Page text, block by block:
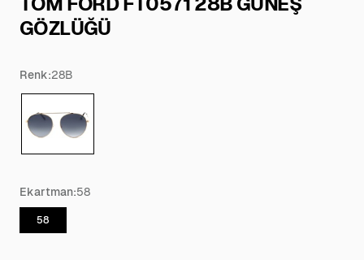
GÖZLÜĞÜ
Renk:28B
Ekartman:58
58